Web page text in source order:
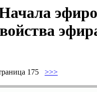
175 >>>